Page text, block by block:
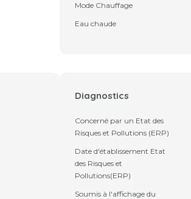
Mode Chauffage
Eau chaude
Diagnostics
Concerné par un Etat des
Risques et Pollutions (ERP)
Date d'établissement Etat
des Risques et
Pollutions(ERP)
Soumis à l'affichage du